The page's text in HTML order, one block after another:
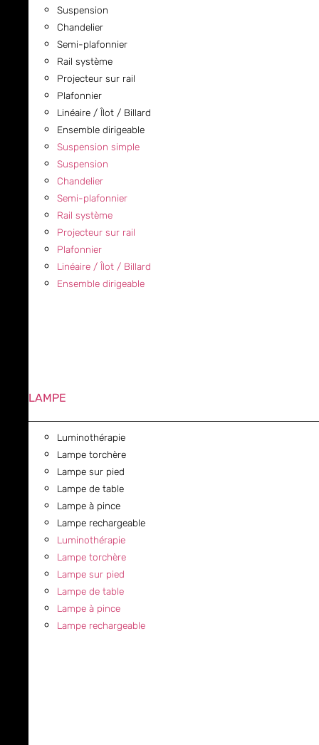
Suspension
Chandelier
Semi-plafonnier
Rail système
Projecteur sur rail
Plafonnier
Linéaire / Îlot / Billard
Ensemble dirigeable
Suspension simple
Suspension
Chandelier
Semi-plafonnier
Rail système
Projecteur sur rail
Plafonnier
Linéaire / Îlot / Billard
Ensemble dirigeable
LAMPE
Luminothérapie
Lampe torchère
Lampe sur pied
Lampe de table
Lampe à pince
Lampe rechargeable
Luminothérapie
Lampe torchère
Lampe sur pied
Lampe de table
Lampe à pince
Lampe rechargeable